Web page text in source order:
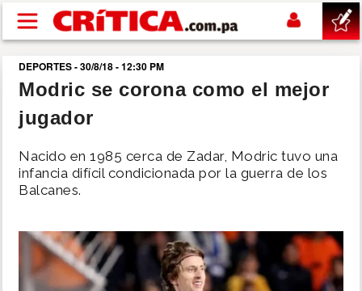
Pasar al contenido principal
buscar
SUCESOS
NACIONAL
DEPORTES - 30/8/18 - 12:30 PM
Modric se corona como el mejor
jugador
Nacido en 1985 cerca de Zadar, Modric tuvo una
infancia difícil condicionada por la guerra de los
Balcanes.